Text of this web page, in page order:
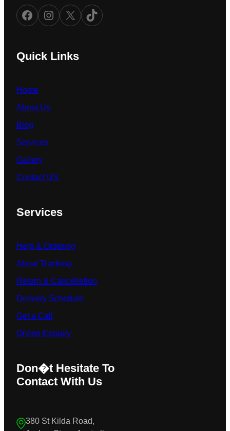
Facebook Instagram X TikTok
Quick Links
Home
About Us
Blog
Services
Gallery
Contact US
Services
Help & Ordering
About Tracking
Return & Cancelletion
Delivery Schedule
Get a Call
Online Enquiry
Don�t Hesitate To
Contact With Us
380 St Kilda Road,